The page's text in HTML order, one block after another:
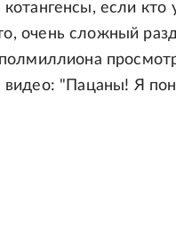
котангенсы, если
очень сложный
видео: "Пацаны! Я